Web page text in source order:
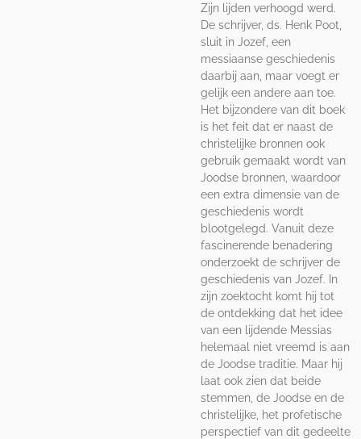
Zijn lijden verhoogd werd.
De schrijver, ds. Henk Poot,
sluit in Jozef, een
messiaanse geschiedenis
daarbij aan, maar voegt er
gelijk een andere aan toe.
Het bijzondere van dit boek
is het feit dat er naast de
christelijke bronnen ook
gebruik gemaakt wordt van
Joodse bronnen, waardoor
een extra dimensie van de
geschiedenis wordt
blootgelegd. Vanuit deze
fascinerende benadering
onderzoekt de schrijver de
geschiedenis van Jozef. In
zijn zoektocht komt hij tot
de ontdekking dat het idee
van een lijdende Messias
helemaal niet vreemd is aan
de Joodse traditie. Maar hij
laat ook zien dat beide
stemmen, de Joodse en de
christelijke, het profetische
perspectief van dit gedeelte